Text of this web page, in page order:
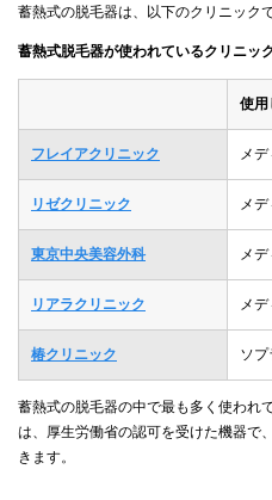
蓄熱式の脱毛器は、以下のクリニック
蓄熱式脱毛器が使われているクリニッ
使用
フレイアクリニック メ
リゼクリニック メ
東京中央美容外科 メ
リアラクリニック メ
椿クリニック ソ
蓄熱式の脱毛器の中で最も多く使われ
は、厚生労働省の認可を受けた機器で
きます。